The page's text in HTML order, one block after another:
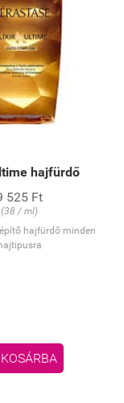
hajfürdő
525 Ft
(38 / ml)
hajfürdő minden
KOSÁRBA